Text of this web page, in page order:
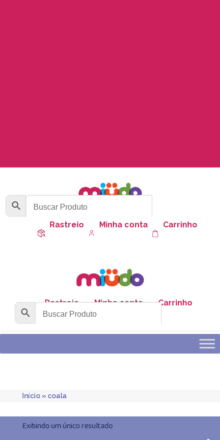
Rastreio Minha conta Carrinho
Rastreio Minha conta Carrinho
Início» coala
Exibindo um único resultado